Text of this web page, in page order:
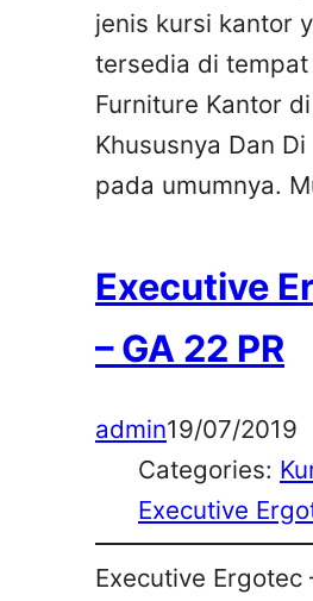
jenis kursi kantor
tersedia di tempat
Furniture Kantor
Khususnya Dan
pada umumnya.
Executive
– GA 22 PR
admin19/07/2019
Categories:
Executive
Executive Ergotec